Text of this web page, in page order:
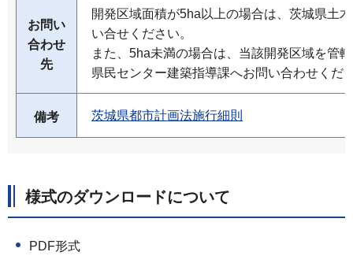
お問い
合わせ
先
開発区域面積が5ha以上の場合は、茨城県土
い合せください。
また、5ha未満の場合は、当該開発区域を管
県民センター建築指導課へお問い合わせくだ
備考 茨城県都市計画法施行細則
様式のダウンロードについて
PDF形式